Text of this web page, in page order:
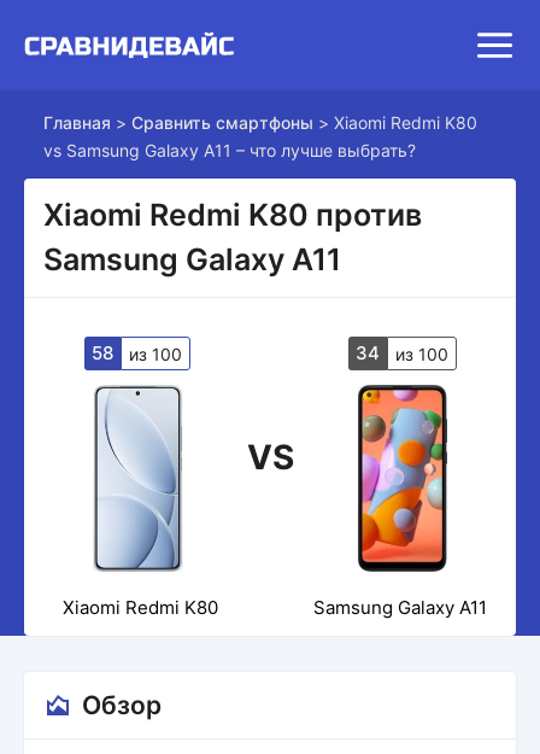
Главная > Сравнить смартфоны > Xiaomi Redmi K80
vs Samsung Galaxy A11 – что лучше выбрать?
Xiaomi Redmi K80 против
Samsung Galaxy A11
58 из 100
VS
34 из 100
Xiaomi Redmi K80 Samsung Galaxy A11
Обзор